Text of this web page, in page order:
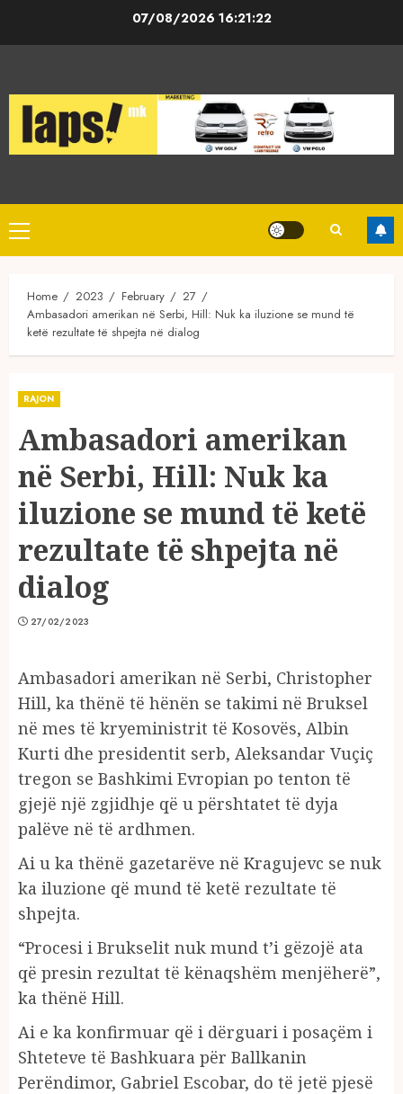
07/08/2026 16:21:22
Primary
Menu
Home 2023 February
27
Ambasadori amerikan në Serbi, Hill: Nuk ka iluzione se mund të
ketë rezultate të shpejta në dialog
RAJON
Ambasadori amerikan
në Serbi, Hill: Nuk ka
iluzione se mund të ketë
rezultate të shpejta në
dialog
27/02/2023
Ambasadori amerikan në Serbi, Christopher
Hill, ka thënë të hënën se takimi në Bruksel
në mes të kryeministrit të Kosovës, Albin
Kurti dhe presidentit serb, Aleksandar Vuçiç
tregon se Bashkimi Evropian po tenton të
gjejë një zgjidhje që u përshtatet të dyja
palëve në të ardhmen.
Ai u ka thënë gazetarëve në Kragujevc se nuk
ka iluzione që mund të ketë rezultate të
shpejta.
“Procesi i Brukselit nuk mund t’i gëzojë ata
që presin rezultat të kënaqshëm menjëherë”,
ka thënë Hill.
Ai e ka konfirmuar që i dërguari i posaçëm i
Shteteve të Bashkuara për Ballkanin
Perëndimor, Gabriel Escobar, do të jetë pjesë